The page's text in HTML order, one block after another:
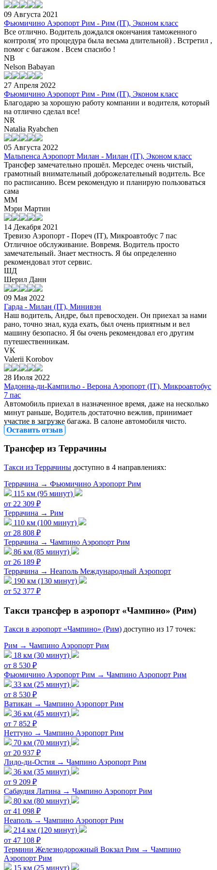
09 Августа 2021
Фьюмичино Аэропорт Рим - Рим (IT), Эконом класс
Все отлично. Водитель дождался окончания таможенного
контроля( это процедура была весьма длительной) . Встретил ,
помог с багажом . Всем спасибо !
NB
Nelson Babayan
27 Апреля 2022
Фьюмичино Аэропорт Рим - Рим (IT), Эконом класс
Благодарю за хорошую работу компании и водителя, который
на отлично сделал все!
NR
Natalia Ryabchen
05 Августа 2022
Мальпенса Аэропорт Милан - Милан (IT), Эконом класс
Трансфер замечательно прошёл. Мерседес очень чистый,
грамотный внимательный доброжелательный водитель. Все
по расписанию. Всем рекомендую и планирую пользоваться
сама
ММ
Мэри Мартин
14 Декабря 2021
Тревизо Аэропорт - Пореч (IT), Микроавтобус 7 пас
Отличное обслуживание. Вовремя. Водитель просто
замечательный. Знает местность. Я бы определенно
рекомендовал этот сервис.
ШД
Шерил Данн
09 Мая 2022
Гарда - Милан (IT), Минивэн
Наш водитель, Андре, был превосходен. Он приехал за нами
рано, точно знал, куда ехать, был очень приятным и вел
машину безопасно. Я бы очень рекомендовал его другим
путешественникам.
VK
Valerii Korobov
28 Июля 2022
Мадонна-ди-Кампильо - Верона Аэропорт (IT), Микроавтобус
7 пас
Автомобиль приехал в назначенное время, даже на несколько
минут раньше, Водитель достаточно вежлив, принимает
участие в загрузке багажа. В салоне автомобиля чисто.
Оставить отзыв
Трансфер из Террачины
Tакси из Террачины доступно в 4 направлениях:
Террачина → Фьюмичино Аэропорт Рим
115 км (95 минут)
от 22 309 ₽
Террачина → Рим
110 км (100 минут)
от 28 808 ₽
Террачина → Чампино Аэропорт Рим
86 км (85 минут)
от 26 189 ₽
Террачина → Неаполь Международный Аэропорт
190 км (130 минут)
от 52 377 ₽
Такси трансфер в аэропорт «Чампино» (Рим)
Такси в аэропорт «Чампино» (Рим) доступно из 17 точек:
Рим → Чампино Аэропорт Рим
18 км (30 минут)
от 8 530 ₽
Фьюмичино Аэропорт Рим → Чампино Аэропорт Рим
33 км (25 минут)
от 8 530 ₽
Ватикан → Чампино Аэропорт Рим
36 км (45 минут)
от 7 852 ₽
Неттуно → Чампино Аэропорт Рим
70 км (70 минут)
от 20 937 ₽
Лидо-ди-Остия → Чампино Аэропорт Рим
36 км (35 минут)
от 9 209 ₽
Сабаудия Латина → Чампино Аэропорт Рим
80 км (80 минут)
от 41 098 ₽
Неаполь → Чампино Аэропорт Рим
214 км (120 минут)
от 47 108 ₽
Термини Железнодорожный Вокзал Рим → Чампино
Аэропорт Рим
15 км (25 минут)